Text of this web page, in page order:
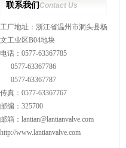
联系我们Contact Us
工厂地址：浙江省温州市洞头县杨
文工业区B04地块
电话：0577-63367785
0577-63367786
0577-63367787
传真：0577-63367767
邮编：325700
邮箱： lantian@lantianvalve.com
http://www.lantianvalve.com